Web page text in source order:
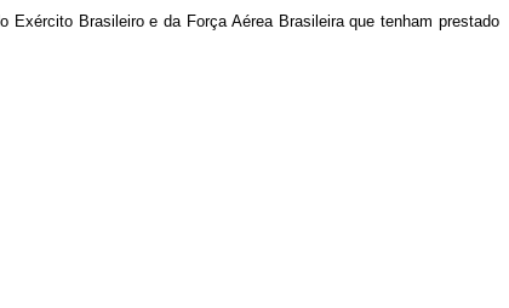
Brasileiro e da Força Aérea Brasileira que tenham prestado